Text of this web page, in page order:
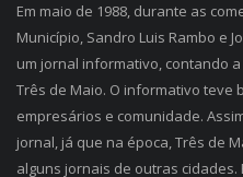
Em maio de 1988, durante as
Município, Sandro Luis Rambo e
um jornal informativo, contando
Três de Maio. O informativo teve
empresários e comunidade.
jornal, já que na época, Três de
alguns jornais de outras cidades.